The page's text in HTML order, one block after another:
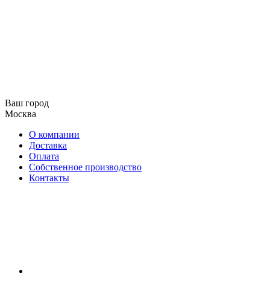
Ваш город
Москва
О компании
Доставка
Оплата
Собственное производство
Контакты